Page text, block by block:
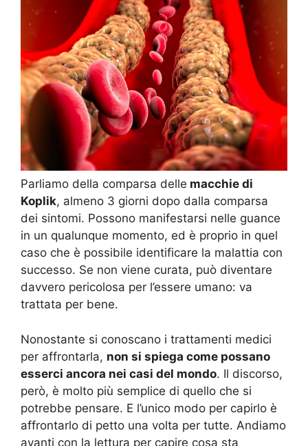
Parliamo della comparsa delle macchie di
Koplik, almeno 3 giorni dopo dalla comparsa
dei sintomi. Possono manifestarsi nelle guance
in un qualunque momento, ed è proprio in quel
caso che è possibile identificare la malattia con
successo. Se non viene curata, può diventare
davvero pericolosa per l’essere umano: va
trattata per bene.
Nonostante si conoscano i trattamenti medici
per affrontarla, non si spiega come possano
esserci ancora nei casi del mondo. Il discorso,
però, è molto più semplice di quello che si
potrebbe pensare. E l’unico modo per capirlo è
affrontarlo di petto una volta per tutte. Andiamo
avanti con la lettura per capire cosa sta